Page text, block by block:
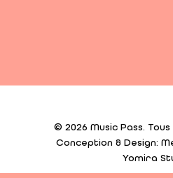
© 2026 Music Pass.
Conception & Design:
Yomira